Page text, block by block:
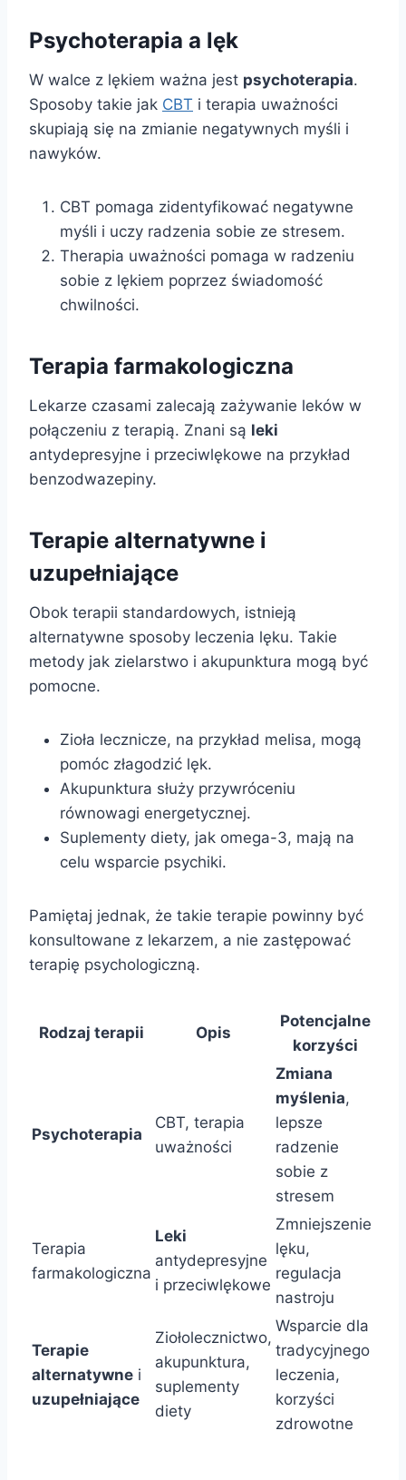
Psychoterapia a lęk
W walce z lękiem ważna jest psychoterapia.
Sposoby takie jak CBT i terapia uważności
skupiają się na zmianie negatywnych myśli i
nawyków.
CBT pomaga zidentyfikować negatywne
myśli i uczy radzenia sobie ze stresem.
Therapia uważności pomaga w radzeniu
sobie z lękiem poprzez świadomość
chwilności.
Terapia farmakologiczna
Lekarze czasami zalecają zażywanie leków w
połączeniu z terapią. Znani są leki
antydepresyjne i przeciwlękowe na przykład
benzodwazepiny.
Terapie alternatywne i
uzupełniające
Obok terapii standardowych, istnieją
alternatywne sposoby leczenia lęku. Takie
metody jak zielarstwo i akupunktura mogą być
pomocne.
Zioła lecznicze, na przykład melisa, mogą
pomóc złagodzić lęk.
Akupunktura służy przywróceniu
równowagi energetycznej.
Suplementy diety, jak omega-3, mają na
celu wsparcie psychiki.
Pamiętaj jednak, że takie terapie powinny być
konsultowane z lekarzem, a nie zastępować
terapię psychologiczną.
Rodzaj terapii Opis
Potencjalne
korzyści
Psychoterapia
CBT, terapia
uważności
Zmiana
myślenia,
lepsze
radzenie
sobie z
stresem
Terapia
farmakologiczna
Leki
antydepresyjne
i przeciwlękowe
Zmniejszenie
lęku,
regulacja
nastroju
Terapie
alternatywne i
uzupełniające
Ziołolecznictwo,
akupunktura,
suplementy
diety
Wsparcie dla
tradycyjnego
leczenia,
korzyści
zdrowotne